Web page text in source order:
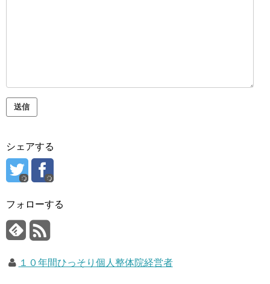
シェアする
フォローする
１０年間ひっそり個人整体院経営者